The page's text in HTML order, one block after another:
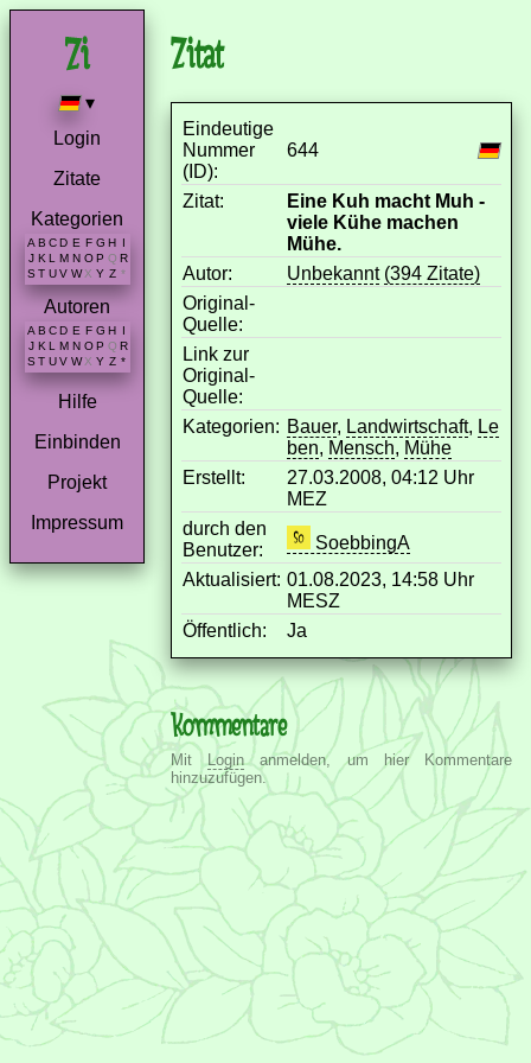
▾
Login
Zitate
Kategorien
A B C D E F G H I
J K L M N O P Q R
S T U V W X Y Z *
Autoren
A B C D E F G H
J K L M N O P Q R
S T U V W X Y Z *
Hilfe
Einbinden
Projekt
Impressum
Zitat
Eindeutige
Nummer
(ID):
644
Zitat:
Eine Kuh macht Muh -
viele Kühe machen
Mühe.
Autor:
Unbekannt (394 Zitate)
Original-
Quelle:
Link zur
Original-
Quelle:
Kategorien: Bauer, Landwirtschaft, Le
ben, Mensch, Mühe
Erstellt:
27.03.2008, 04:12 Uhr
MEZ
durch den
Benutzer:
SoebbingA
Aktualisiert: 01.08.2023, 14:58 Uhr
MESZ
Öffentlich:
Ja
Kommentare
Mit Loginanmelden, um hier Kommentare
hinzuzufügen.